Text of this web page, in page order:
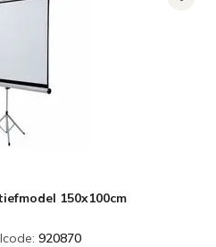
150x100cm
920870